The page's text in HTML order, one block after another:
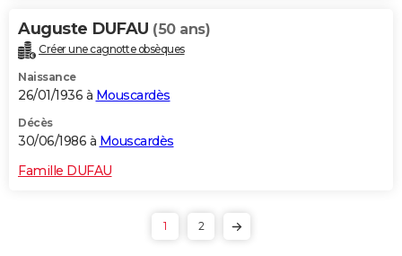
Auguste DUFAU (50 ans)
Créer une cagnotte obsèques
Naissance
26/01/1936 à Mouscardès
Décès
30/06/1986 à Mouscardès
Famille DUFAU
1 2